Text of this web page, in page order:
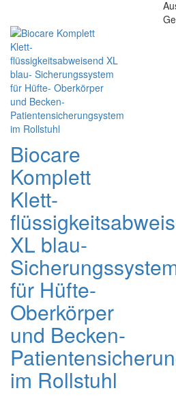
Biocare
Komplett
Klett-
XL blau-
für Hüfte-
Oberkörper
und Becken-
im Rollstuhl